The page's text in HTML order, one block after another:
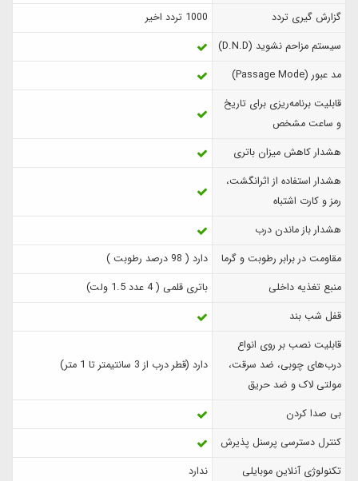
گزارش‌ گیری تردد
1000 تردد اخیر
سیستم مزاحم نشوید (D.N.D)
مد عبور (Passage Mode)
قابلیت برنامه‌ریزی برای تاریخ
و ساعت مشخص
هشدار کاهش میزان باتری
هشدار استفاده از اثرانگشت،
رمز و کارت اشتباه
هشدار باز ماندن درب
مقاومت در برابر رطوبت و گرما
دارد ( 98 درصد رطوبت )
منبع تغذیه داخلی
باتری قلمی ( 4 عدد 1.5 ولت)
قفل شب بند
قابلیت نصب بر روی انواع
درب‌های چوبی، ضد سرقت،
مولتی لاک و ضد حریق
دارد (قطر درب از 3 سانتیمتر تا 1 متر)
بی صدا کردن
کنترل دسترسی پرسنل پذیرش
تکنولوژی آنلاین موبایلی
ندارد